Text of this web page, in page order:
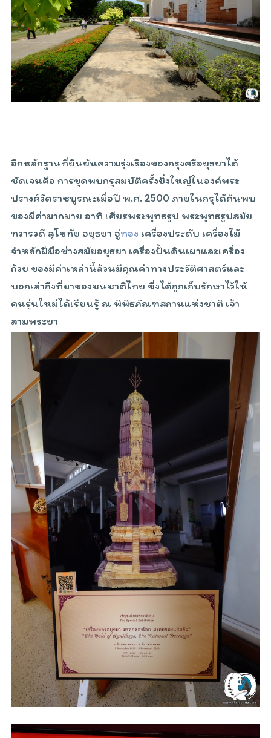
อีกหลักฐานที่ยืนยันความรุ่งเรืองของกรุงศรีอยุธยาได้
ชัดเจนคือ การขุดพบกรุสมบัติครั้งยิ่งใหญ่ในองค์พระ
ปรางค์วัดราชบูรณะเมื่อปี พ.ศ. 2500 ภายในกรุได้ค้นพบ
ของมีค่ามากมาย อาทิ เศียรพระพุทธรูป พระพุทธรูปสมัย
ทวารวดี สุโขทัย อยุธยา อู่ทอง เครื่องประดับ เครื่องไม้
จำหลักฝีมือช่างสมัยอยุธยา เครื่องปั้นดินเผาและเครื่อง
ถ้วย ของมีค่าเหล่านี้ล้วนมีคุณค่าทางประวัติศาสตร์และ
บอกเล่าถึงที่มาของชนชาติไทย ซึ่งได้ถูกเก็บรักษาไว้ให้
คนรุ่นใหม่ได้เรียนรู้ ณ พิพิธภัณฑสถานแห่งชาติ เจ้า
สามพระยา